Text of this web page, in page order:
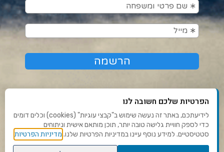
תנאי שימוש ומדיניות פרטיות
פנו אלינו
הפרטיות שלכם חשובה לנו
לידיעתכם, באתר זה נעשה שימוש ב"קבצי עוגיות" (cookies) וכלים דומים
כדי לספק חוויית גלישה טובה יותר, תוכן מותאם אישית וניתוחים
סטטיסטיים. למידע נוסף עיינו במדיניות הפרטיות שלנו. מדיניות הפרטיות